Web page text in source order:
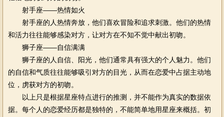
射手座——热情如火
射手座的人热情奔放，他们喜欢冒险和追求刺激。他们的热情
和活力往往能够感染对方，让对方在不知不觉中献出初吻。
狮子座——自信满满
狮子座的人自信、阳光，他们通常具有强大的个人魅力。他们
的自信和气质往往能够吸引对方的目光，从而在恋爱中占据主动地
位，虏获对方的初吻。
以上只是根据星座特点进行的推测，并不能作为真实的数据依
据。每个人的恋爱经历都是独特的，不能简单地用星座来概括。初